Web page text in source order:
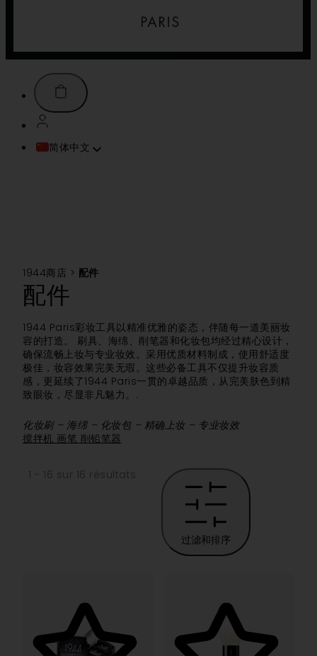
简体中文
TÜRKÇE
TIẾNG VIỆT
1944商店 > 配件
配件
1944 Paris彩妆工具以精准优雅的姿态，伴随每一道美丽妆
容的打造。 刷具、海绵、削笔器和化妆包均经过精心设计，
确保流畅上妆与专业妆效。采用优质材料制成，使用舒适度
极佳，妆容效果完美无瑕。这些必备工具不仅提升妆容质
感，更延续了1944 Paris一贯的卓越品质，从完美肤色到精
致眼妆，尽显非凡魅力。.
化妆刷 – 海绵 – 化妆包 – 精确上妆 – 专业妆效
搅拌机 画笔 削铅笔器
1 - 16 sur 16 résultats
过滤和排序